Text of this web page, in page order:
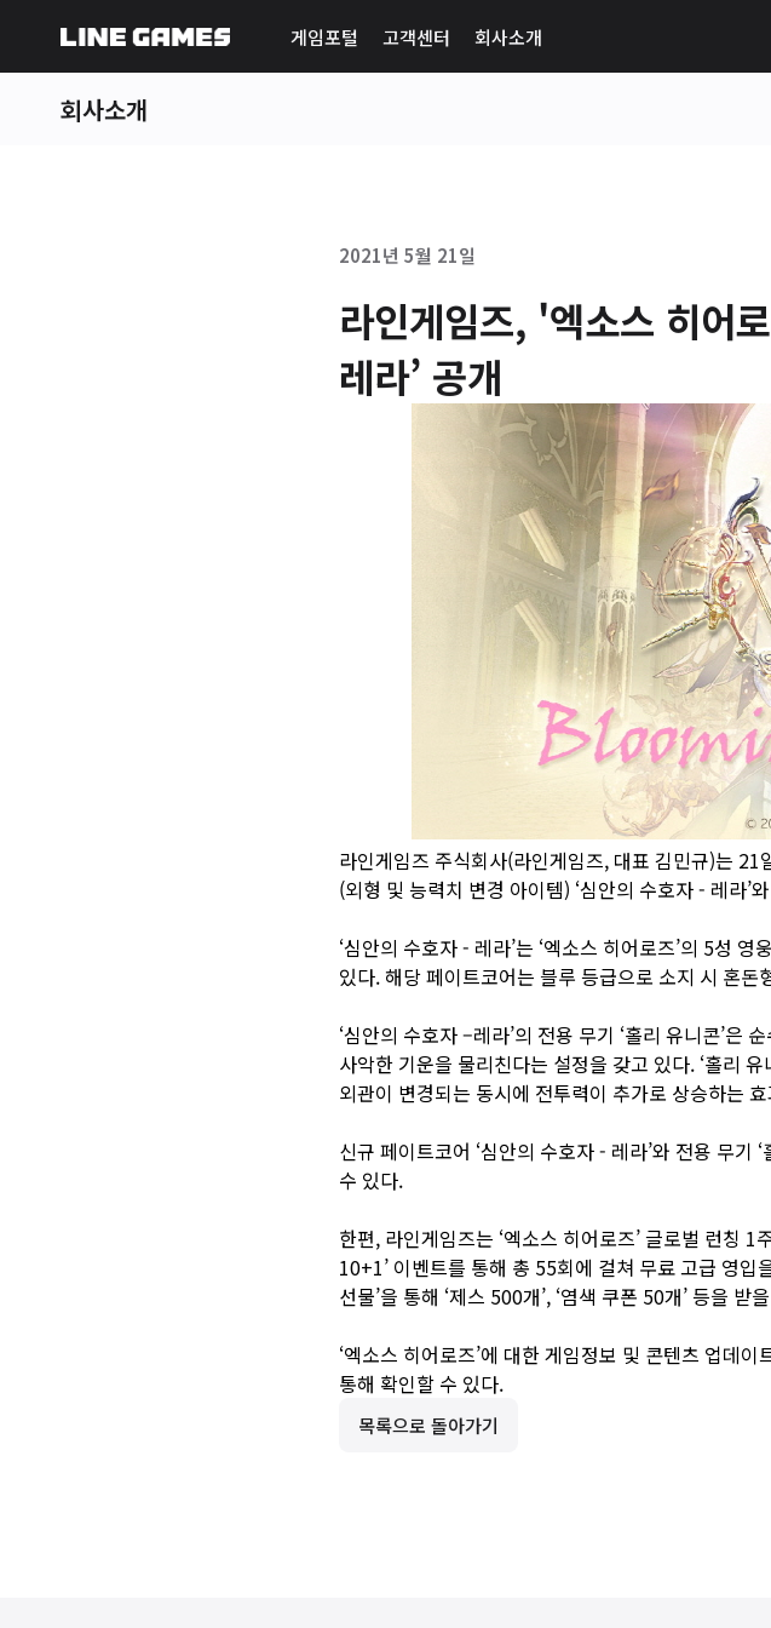
게임포털 고객센터 회사소개
회사소개
2021년 5월 21일
라인게임즈, '엑소스 히어
레라’ 공개
라인게임즈 주식회사(라인게임즈, 대표 김민규)는
(외형 및 능력치 변경 아이템) ‘심안의 수호자 - 레라’
‘심안의 수호자 - 레라’는 ‘엑소스 히어로즈’의 5성
있다. 해당 페이트코어는 블루 등급으로 소지 시 혼
‘심안의 수호자 –레라’의 전용 무기 ‘홀리 유니콘’은
사악한 기운을 물리친다는 설정을 갖고 있다. ‘홀리 유
외관이 변경되는 동시에 전투력이 추가로 상승하는
신규 페이트코어 ‘심안의 수호자 - 레라’와 전용 무기
수 있다.
한편, 라인게임즈는 ‘엑소스 히어로즈’ 글로벌 런칭
10+1’ 이벤트를 통해 총 55회에 걸쳐 무료 고급 영입
선물’을 통해 ‘제스 500개’, ‘염색 쿠폰 50개’ 등을 받
‘엑소스 히어로즈’에 대한 게임정보 및 콘텐츠 업데
통해 확인할 수 있다.
목록으로 돌아가기